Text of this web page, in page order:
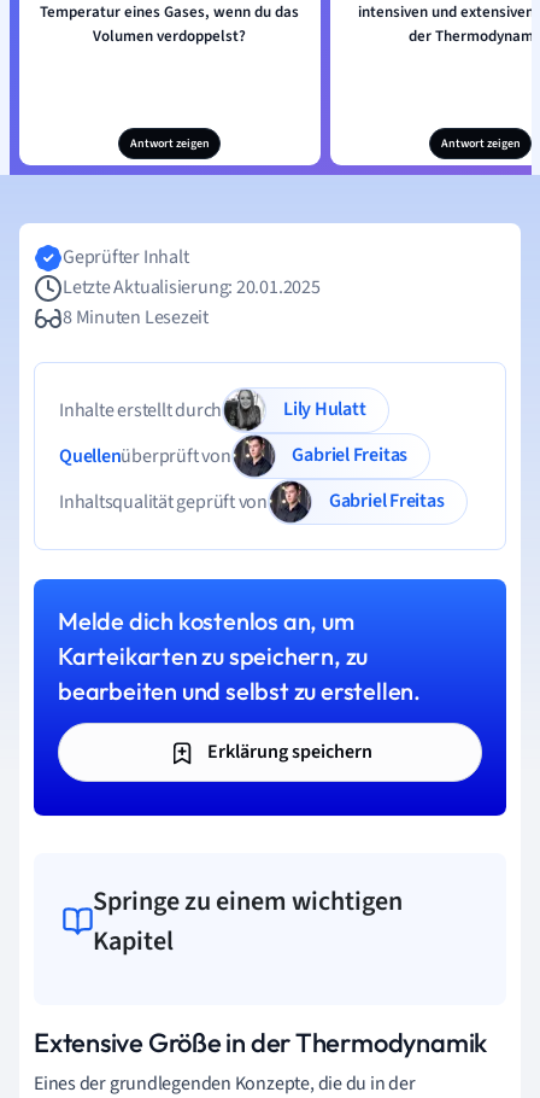
Temperatur eines Gases, wenn du das
Volumen verdoppelst?
Antwort zeigen
intensiven und extensiven
der
Antwort zeigen
Geprüfter Inhalt
Letzte Aktualisierung: 20.01.2025
8 Minuten Lesezeit
Inhalte erstellt durch
Lily Hulatt
Quellenüberprüft von
Gabriel Freitas
Inhaltsqualität geprüft von
Gabriel Freitas
Melde dich kostenlos an, um
Karteikarten zu speichern, zu
bearbeiten und selbst zu erstellen.
Erklärung speichern
Springe zu einem wichtigen
Kapitel
Extensive Größe in der Thermodynamik
Eines der grundlegenden Konzepte, die du in der